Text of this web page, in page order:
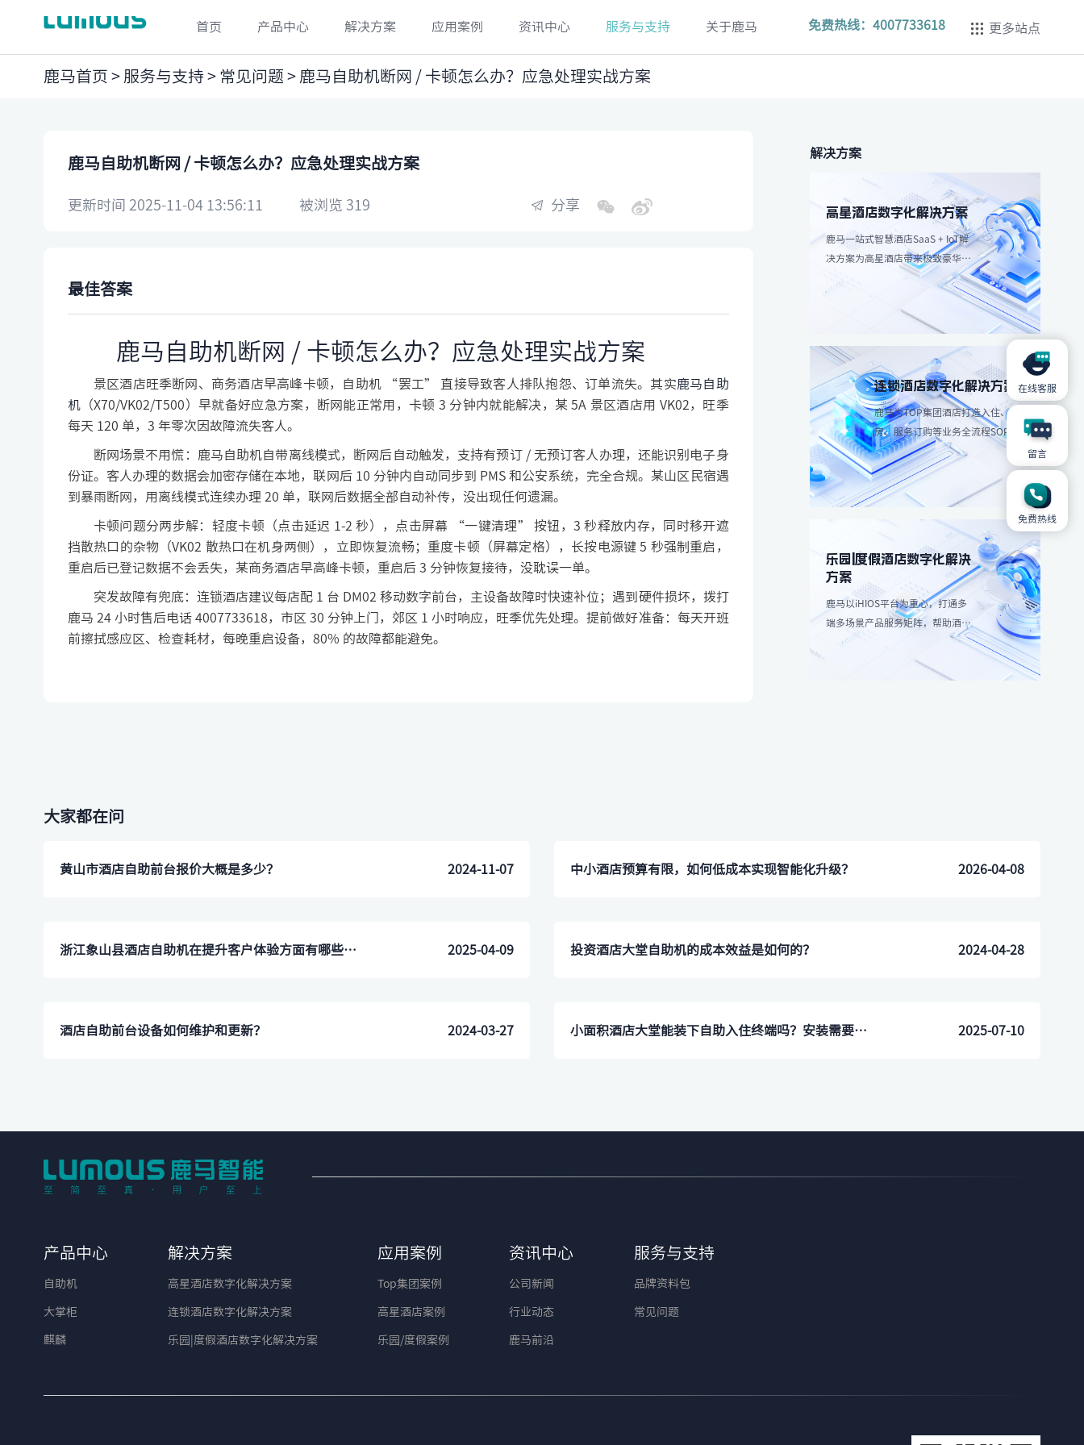
首页 产品中心 解决方案 应用案例 资讯中心 服务与支持 关于鹿马 免费热线：4007733618 更多站点
鹿马首页 > 服务与支持 > 常见问题 > 鹿马自助机断网 / 卡顿怎么办？应急处理实战方案
鹿马自助机断网 / 卡顿怎么办？应急处理实战方案
更新时间 2025-11-04 13:56:11 被浏览 319 分享
最佳答案
鹿马自助机断网 / 卡顿怎么办？应急处理实战方案
景区酒店旺季断网、商务酒店早高峰卡顿，自助机 “罢工” 直接导致客人排队抱怨、订单流失。其实鹿马自助
机 （X70/VK02/T500）早就备好应急方案，断网能正常用，卡顿 3 分钟内就能解决，某 5A 景区酒店用 VK02，旺季
每天 120 单，3 年零次因故障流失客人。
断网场景不用慌：鹿马自助机自带离线模式，断网后自动触发，支持有预订 / 无预订客人办理，还能识别电子身
份证。客人办理的数据会加密存储在本地，联网后 10 分钟内自动同步到 PMS 和公安系统，完全合规。某山区民宿遇
到暴雨断网，用离线模式连续办理 20 单，联网后数据全部自动补传，没出现任何遗漏。
卡顿问题分两步解：轻度卡顿（点击延迟 1-2 秒），点击屏幕 “一键清理” 按钮，3 秒释放内存，同时移开遮
挡散热口的杂物（VK02 散热口在机身两侧），立即恢复流畅；重度卡顿（屏幕定格），长按电源键 5 秒强制重启，
重启后已登记数据不会丢失，某商务酒店早高峰卡顿，重启后 3 分钟恢复接待，没耽误一单。
突发故障有兜底：连锁酒店建议每店配 1 台 DM02 移动数字前台，主设备故障时快速补位；遇到硬件损坏，拨打
鹿马 24 小时售后电话 4007733618，市区 30 分钟上门，郊区 1 小时响应，旺季优先处理。提前做好准备：每天开班
前擦拭感应区、检查耗材，每晚重启设备，80% 的故障都能避免。
解决方案
高星酒店数字化解决方案
鹿马一站式智慧酒店SaaS + IoT解
决方案为高星酒店带来极致豪华体
验，强调个性化服务和高效服务流
连锁酒店数字化解决方案
鹿马为TOP集团酒店打造入住、退
房、服务订购等业务全流程SOP解
决方案，简化操作流程、减少人工
成本。
乐园|度假酒店数字化解决
方案
鹿马以iHIOS平台为重心，打通多
端多场景产品服务矩阵，帮助酒店
减轻高峰团客分流，带来更愉悦服
大家都在问
黄山市酒店自助前台报价大概是多少？ 2024-11-07 中小酒店预算有限，如何低成本实现智能化升级？ 2026-04-08
浙江象山县酒店自助机在提升客户体验方面有哪些具体表现？ 2025-04-09 ​投资酒店大堂自助机的成本效益是如何的？ 2024-04-28
​酒店自助前台设备如何维护和更新？ 2024-03-27 小面积酒店大堂能装下自助入住终端吗？安装需要什么条件？ 2025-07-10
产品中心
自助机
大掌柜
麒麟
解决方案
高星酒店数字化解决方案
连锁酒店数字化解决方案
乐园|度假酒店数字化解决方案
应用案例
Top集团案例
高星酒店案例
乐园/度假案例
资讯中心
公司新闻
行业动态
鹿马前沿
服务与支持
品牌资料包
常见问题
在线客服
留言
免费热线